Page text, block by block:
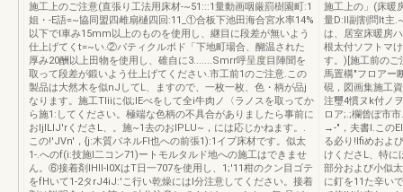
施工上のご注意(直張り工法用床材-~51:::1量動画咽厳罰樹園町:1
姐・-E語=~協同盟四雌扇樋四回:11_①合板下池田海合宮水率14%
以下でl車み15mm以上のものを使用し、継目に段差が無いよう
仕上げてくt=~い.②パティクルポド「下地町場合、醐温された
厚み20酬以上田物を使用し、碓自に3.......Smrr呼呈度目陣聞を
取って段差が鍛いよう仕上げてください.市工前1のご注意.この
製品は大然木を似nJしてL、ますので、一枚一枚、色・柄が品j
なります。施工TIiiに似;IEべをして全i牛肉ノ〈ラノスを取ってか
ら施1:してください。極端な色柄の不具合がありましたら事前に
おIjILIJ'rくださL、。施~1去のおIPLU~，には応じかねます。.
この!'JVn'，{j:木質パネルFl也への前張1):1イプ床材です。似太
1-.へのf(i:技施l二コン71)ートモルタルド地への施工はできませ
ん。⑥接着剤IHll-l0XはT日一707を使用し、1;'11柑のクン目ゴテ
をfHいて1-2タrJ4iJ:'こ行い乾燥にはl分注意してください。接着
施工上の」(床暖
量D:lI副割問lt主
は、居室床暖房
根太付ソフトマ
す。)[施工前のご
馬置構"フロアー
硯，図画集施工
注璽4慣ヌk付ノ
ロア;.;欄曾ぽ市
→-"，夫書l.この
る必り!lfiめおよ
けくださL、特に
部分および小似
に釘を11た辛い